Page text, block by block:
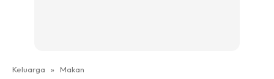
Keluarga » Makan